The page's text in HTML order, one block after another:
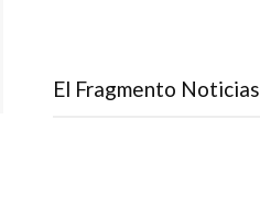
El Fragmento Noticias